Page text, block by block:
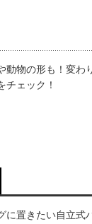
動物の形も！変わ
チェック！
に置きたい自立式